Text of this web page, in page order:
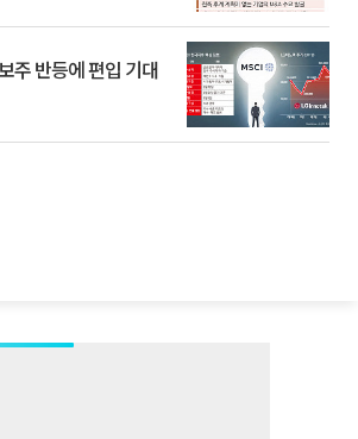
주 반등에 편입 기대